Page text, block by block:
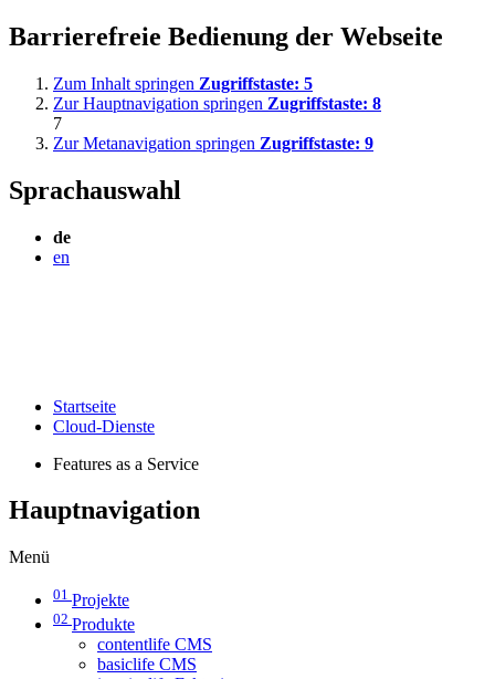
Barrierefreie Bedienung der Webseite
Zum Inhalt springen Zugriffstaste: 5
Zur Hauptnavigation springen Zugriffstaste: 8
7
Zur Metanavigation springen Zugriffstaste: 9
Sprachauswahl
de
en
Startseite
Cloud-Dienste
Features as a Service
Hauptnavigation
Menü
01 Projekte
02 Produkte
contentlife CMS
basiclife CMS